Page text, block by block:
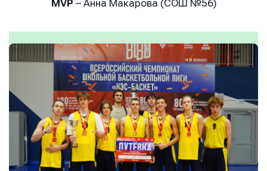
MVP – Анна Макарова (СОШ №56)